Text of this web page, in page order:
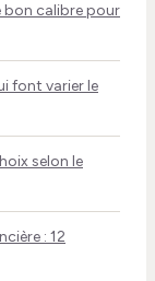
bon calibre pour
font varier le
selon le
: 12